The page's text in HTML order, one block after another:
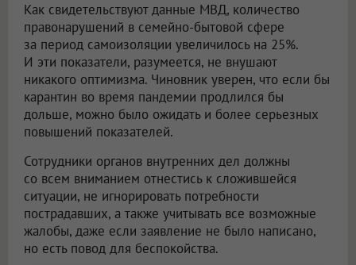
Как свидетельствуют данные МВД, количество
правонарушений в семейно-бытовой сфере
за период самоизоляции увеличилось на 25%.
И эти показатели, разумеется, не внушают
никакого оптимизма. Чиновник уверен, что если бы
карантин во время пандемии продлился бы
дольше, можно было ожидать и более серьезных
повышений показателей.
Сотрудники органов внутренних дел должны
со всем вниманием отнестись к сложившейся
ситуации, не игнорировать потребности
пострадавших, а также учитывать все возможные
жалобы, даже если заявление не было написано,
но есть повод для беспокойства.